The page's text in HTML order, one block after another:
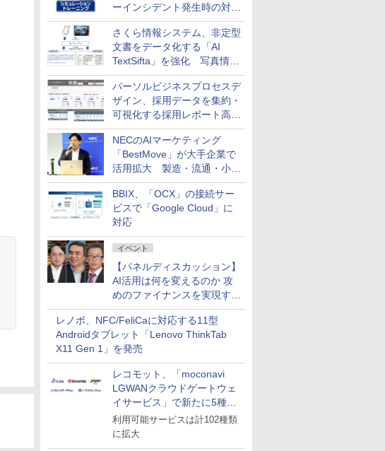
ーインシデント発生時の対応
と危機管理広報を一体的に訓
練するプログラムを提供
さくら情報システム、非定型
文書をデータ化する「AI
TextSifta」を強化 写真情報
のデータ化などに対応
パーソルビジネスプロセスデ
ザイン、採用データを集約・
可視化する採用レポート高速
化サービスを提供
NECのAIマーケティング
「BestMove」が大手企業で
活用拡大 製造・流通・小売
企業・広告代理店などが実装
フェーズへ
BBIX、「OCX」の接続サー
ビスで「Google Cloud」に
対応
イベント
【パネルディスカッション】
AI活用は何を変えるのか 攻
めのファイナンスを実現する
業務設計とマインドセット変
革
レノボ、NFC/FeliCaに対応する11型
Androidタブレット「Lenovo ThinkTab
X11 Gen 1」を発売
レコモット、「moconavi
LGWANクラウドゲートウェ
イサービス」で新たに5種類
のサービスと連携開始
利用可能サービスは計102種類
に拡大